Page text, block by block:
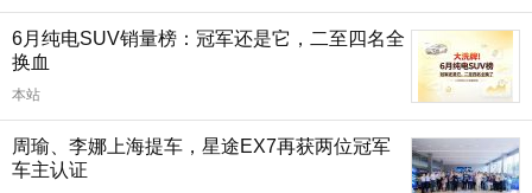
6月纯电SUV销量榜：冠军还是它，二至四名全
换血
本站
周瑜、李娜上海提车，星途EX7再获两位冠军
车主认证